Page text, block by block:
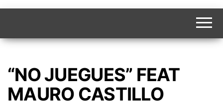
“NO JUEGUES” FEAT
MAURO CASTILLO